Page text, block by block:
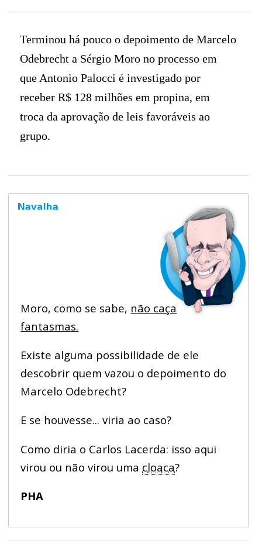
Terminou há pouco o depoimento de Marcelo
Odebrecht a Sérgio Moro no processo em
que Antonio Palocci é investigado por
receber R$ 128 milhões em propina, em
troca da aprovação de leis favoráveis ao
grupo.
Moro, como se sabe, não caça
fantasmas.
Existe alguma possibilidade de ele
descobrir quem vazou o depoimento do
Marcelo Odebrecht?
E se houvesse... viria ao caso?
Como diria o Carlos Lacerda: isso aqui
virou ou não virou uma cloaca?
PHA